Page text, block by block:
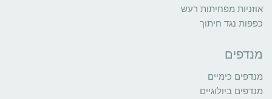
אוזניות מפחיתות רעש
כפפות נגד חיתוך
מנדפים
מנדפים כימיים
מנדפים ביולוגיים